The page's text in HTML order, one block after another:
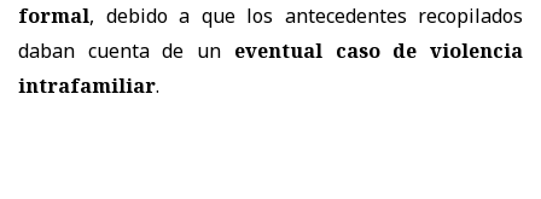
formal, debido a que los antecedentes recopilados
daban cuenta de un eventual caso de violencia
intrafamiliar.